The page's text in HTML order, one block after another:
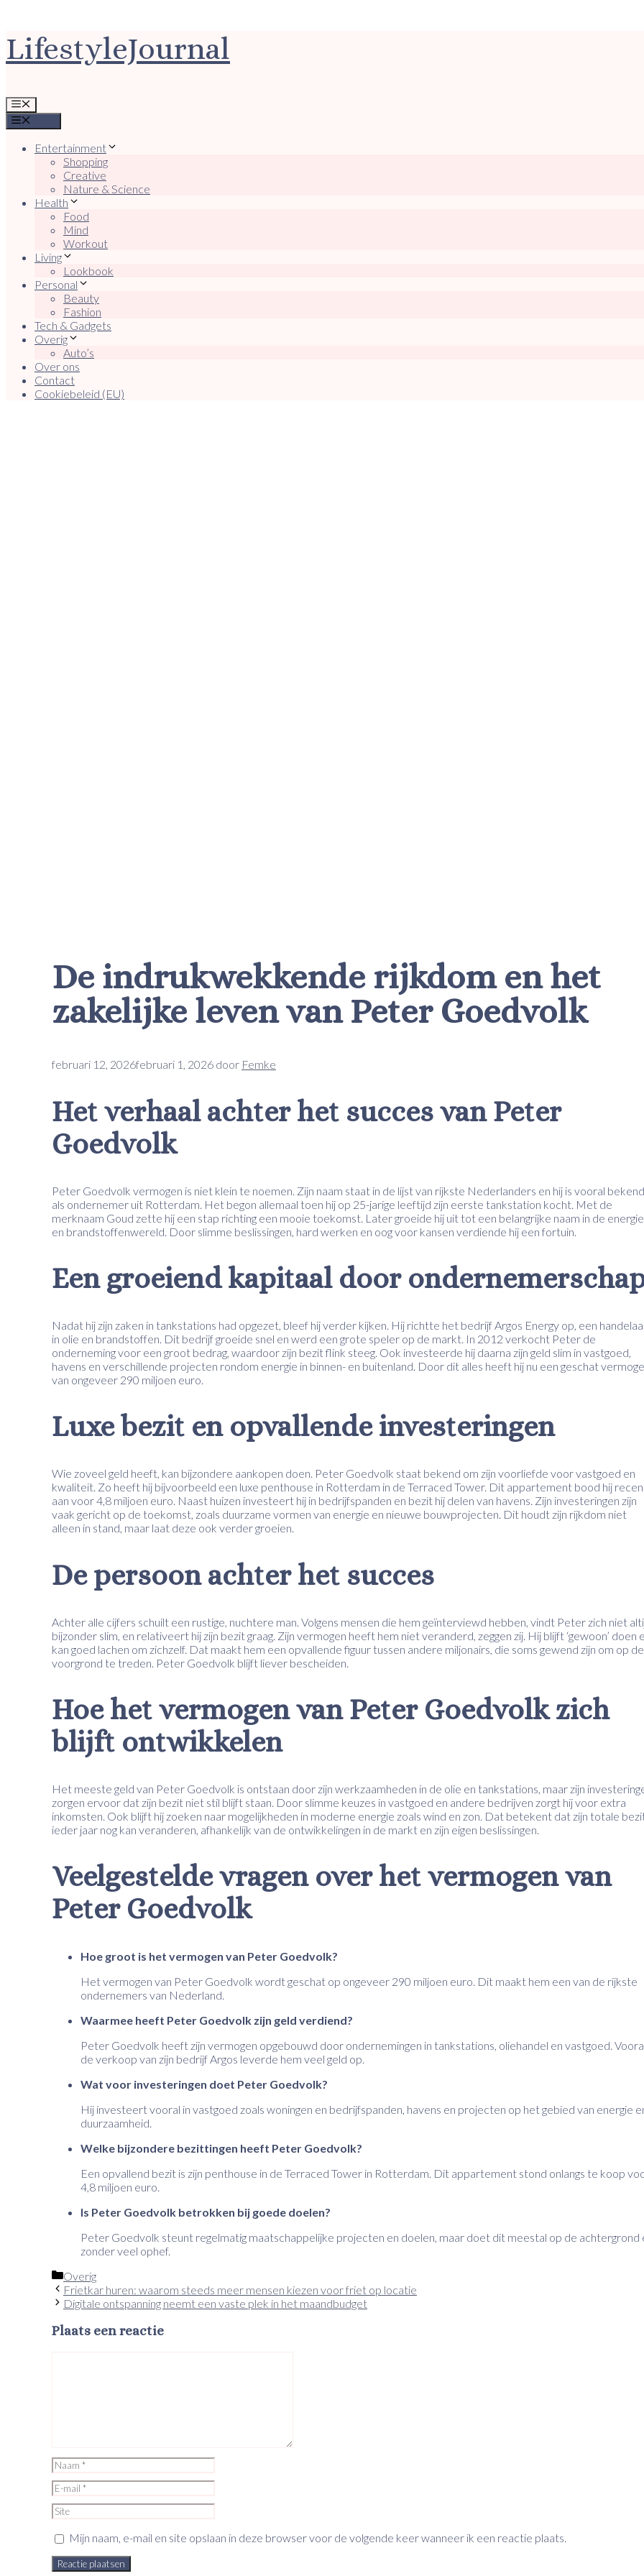
Ga
naar
de
LifestyleJournal
Menu
Entertainment
Shopping
Creative
Nature & Science
Health
Food
Mind
Workout
Living
Lookbook
Personal
Beauty
Fashion
Tech & Gadgets
Overig
Auto’s
Over ons
Contact
Cookiebeleid (EU)
De indrukwekkende rijkdom en het
zakelijke leven van Peter Goedvolk
februari 12, 2026februari 1, 2026 door Femke
Het verhaal achter het succes van Peter
Goedvolk
Peter Goedvolk vermogen is niet klein te noemen. Zijn naam staat in de lijst van rijkste Nederlanders en hij is vooral bekend
als ondernemer uit Rotterdam. Het begon allemaal toen hij op 25-jarige leeftijd zijn eerste tankstation kocht. Met de
merknaam Goud zette hij een stap richting een mooie toekomst. Later groeide hij uit tot een belangrijke naam in de
en brandstoffenwereld. Door slimme beslissingen, hard werken en oog voor kansen verdiende hij een fortuin.
Een groeiend kapitaal door
Nadat hij zijn zaken in tankstations had opgezet, bleef hij verder kijken. Hij richtte het bedrijf Argos Energy op, een
in olie en brandstoffen. Dit bedrijf groeide snel en werd een grote speler op de markt. In 2012 verkocht Peter de
onderneming voor een groot bedrag, waardoor zijn bezit flink steeg. Ook investeerde hij daarna zijn geld slim in vastgoed,
havens en verschillende projecten rondom energie in binnen- en buitenland. Door dit alles heeft hij nu een geschat
van ongeveer 290 miljoen euro.
Luxe bezit en opvallende investeringen
Wie zoveel geld heeft, kan bijzondere aankopen doen. Peter Goedvolk staat bekend om zijn voorliefde voor vastgoed en
kwaliteit. Zo heeft hij bijvoorbeeld een luxe penthouse in Rotterdam in de Terraced Tower. Dit appartement bood hij
aan voor 4,8 miljoen euro. Naast huizen investeert hij in bedrijfspanden en bezit hij delen van havens. Zijn investeringen zijn
vaak gericht op de toekomst, zoals duurzame vormen van energie en nieuwe bouwprojecten. Dit houdt zijn rijkdom niet
alleen in stand, maar laat deze ook verder groeien.
De persoon achter het succes
Achter alle cijfers schuilt een rustige, nuchtere man. Volgens mensen die hem geïnterviewd hebben, vindt Peter zich niet
bijzonder slim, en relativeert hij zijn bezit graag. Zijn vermogen heeft hem niet veranderd, zeggen zij. Hij blijft ‘gewoon’ doen
kan goed lachen om zichzelf. Dat maakt hem een opvallende figuur tussen andere miljonairs, die soms gewend zijn om op de
voorgrond te treden. Peter Goedvolk blijft liever bescheiden.
Hoe het vermogen van Peter Goedvolk zich
blijft ontwikkelen
Het meeste geld van Peter Goedvolk is ontstaan door zijn werkzaamheden in de olie en tankstations, maar zijn
zorgen ervoor dat zijn bezit niet stil blijft staan. Door slimme keuzes in vastgoed en andere bedrijven zorgt hij voor extra
inkomsten. Ook blijft hij zoeken naar mogelijkheden in moderne energie zoals wind en zon. Dat betekent dat zijn totale
ieder jaar nog kan veranderen, afhankelijk van de ontwikkelingen in de markt en zijn eigen beslissingen.
Veelgestelde vragen over het vermogen van
Peter Goedvolk
Hoe groot is het vermogen van Peter Goedvolk?
Het vermogen van Peter Goedvolk wordt geschat op ongeveer 290 miljoen euro. Dit maakt hem een van de rijkste
ondernemers van Nederland.
Waarmee heeft Peter Goedvolk zijn geld verdiend?
Peter Goedvolk heeft zijn vermogen opgebouwd door ondernemingen in tankstations, oliehandel en vastgoed.
de verkoop van zijn bedrijf Argos leverde hem veel geld op.
Wat voor investeringen doet Peter Goedvolk?
Hij investeert vooral in vastgoed zoals woningen en bedrijfspanden, havens en projecten op het gebied van energie
duurzaamheid.
Welke bijzondere bezittingen heeft Peter Goedvolk?
Een opvallend bezit is zijn penthouse in de Terraced Tower in Rotterdam. Dit appartement stond onlangs te koop
4,8 miljoen euro.
Is Peter Goedvolk betrokken bij goede doelen?
Peter Goedvolk steunt regelmatig maatschappelijke projecten en doelen, maar doet dit meestal op de achtergrond
zonder veel ophef.
Categorieën
Overig
Frietkar huren: waarom steeds meer mensen kiezen voor friet op locatie
Digitale ontspanning neemt een vaste plek in het maandbudget
Plaats een reactie
Naam
E-
mail
Site
Mijn naam, e-mail en site opslaan in deze browser voor de volgende keer wanneer ik een reactie plaats.